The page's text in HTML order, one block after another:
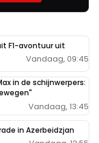
F1-avontuur uit
Vandaag, 09:45
in de schijnwerpers:
Vandaag, 13:45
in Azerbeidzjan